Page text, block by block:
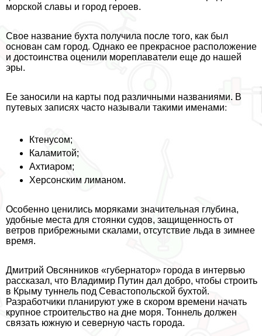
морской славы и город героев.
Свое название бухта получила после того, как был
основан сам город. Однако ее прекрасное расположение
и достоинства оценили мореплаватели еще до нашей
эры.
Ее заносили на карты под различными названиями. В
Ктенусом;
Каламитой;
Ахтиаром;
Херсонским лиманом.
Особенно ценились моряками значительная глубина,
удобные места для стоянки судов, защищенность от
ветров прибрежными скалами, отсутствие льда в зимнее
время.
Дмитрий Овсянников «губернатор» города в интервью
рассказал, что Владимир Путин дал добро, чтобы строить
в Крыму туннель под Севастопольской бухтой.
Разработчики планируют уже в скором времени начать
крупное строительство на дне моря. Тоннель должен
связать южную и северную часть города.